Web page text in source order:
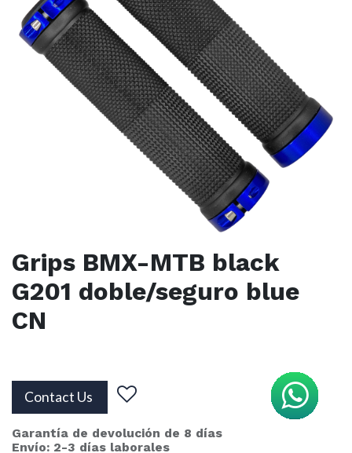
Grips BMX-MTB black
G201 doble/seguro blue
CN
Contact Us
Garantía de devolución de 8 días
Envío: 2-3 días laborales